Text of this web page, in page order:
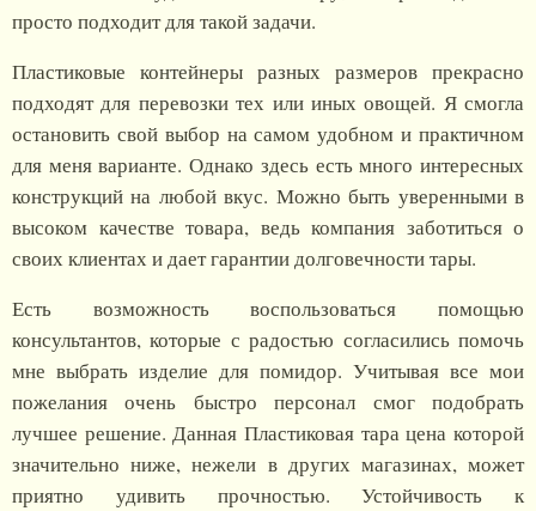
просто подходит для такой задачи.
Пластиковые контейнеры разных размеров прекрасно
подходят для перевозки тех или иных овощей. Я смогла
остановить свой выбор на самом удобном и практичном
для меня варианте. Однако здесь есть много интересных
конструкций на любой вкус. Можно быть уверенными в
высоком качестве товара, ведь компания заботиться о
своих клиентах и дает гарантии долговечности тары.
Есть возможность воспользоваться помощью
консультантов, которые с радостью согласились помочь
мне выбрать изделие для помидор. Учитывая все мои
пожелания очень быстро персонал смог подобрать
лучшее решение. Данная Пластиковая тара цена которой
значительно ниже, нежели в других магазинах, может
приятно удивить прочностью. Устойчивость к